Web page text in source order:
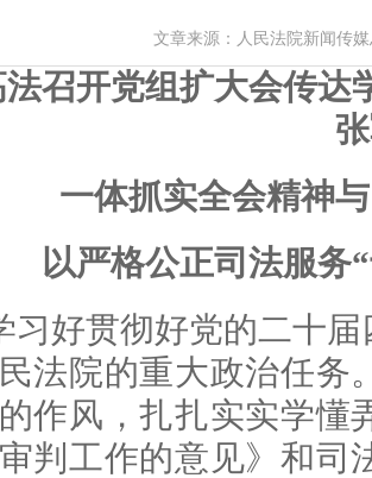
文章来源：人民法院新闻传
召开党组扩大会传达
一体抓实全会精神
以严格公正司法服务
习好贯彻好党的二十
法院的重大政治任务
作风，扎扎实实学懂
判工作的意见》和司